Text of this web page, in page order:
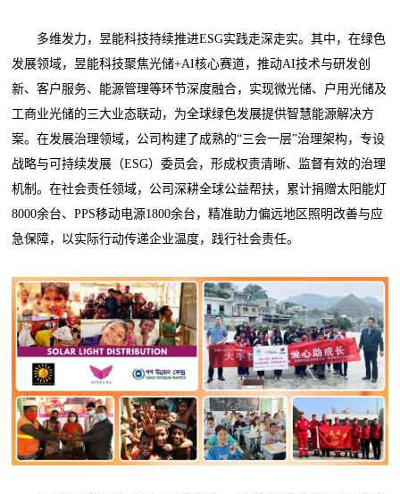
多维发力，昱能科技持续推进ESG实践走深走实。其中，在绿色
发展领域，昱能科技聚焦光储+AI核心赛道，推动AI技术与研发创
新、客户服务、能源管理等环节深度融合，实现微光储、户用光储及
工商业光储的三大业态联动，为全球绿色发展提供智慧能源解决方
案。在发展治理领域，公司构建了成熟的“三会一层”治理架构，专设
战略与可持续发展（ESG）委员会，形成权责清晰、监督有效的治理
机制。在社会责任领域，公司深耕全球公益帮扶，累计捐赠太阳能灯
8000余台、PPS移动电源1800余台，精准助力偏远地区照明改善与应
急保障，以实际行动传递企业温度，践行社会责任。